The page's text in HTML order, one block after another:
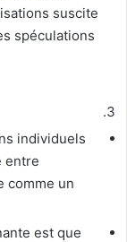
suscite
spéculations
individuels
entre
comme un
est que